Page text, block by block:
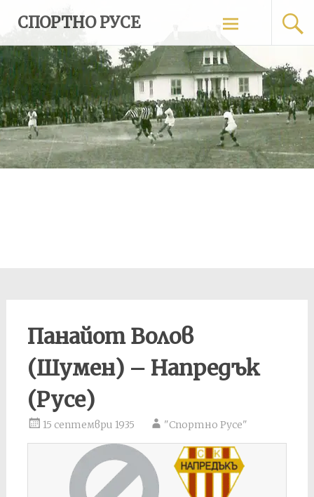
content
СПОРТНО РУСЕ
Панайот Волов
(Шумен) – Напредък
(Русе)
15 септември 1935 "Спортно Русе"